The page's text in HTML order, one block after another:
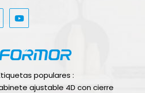
populares :
ajustable 4D con cierre